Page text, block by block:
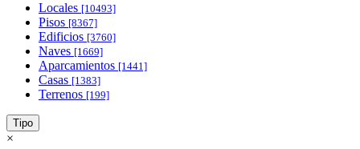
Locales [10493]
Pisos [8367]
Edificios [3760]
Naves [1669]
Aparcamientos [1441]
Casas [1383]
Terrenos [199]
Tipo
×